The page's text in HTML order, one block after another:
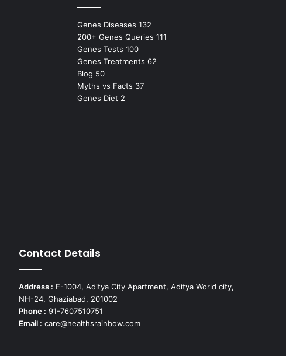
Genes Diseases 132
200+ Genes Queries 111
Genes Tests 100
Genes Treatments 62
Blog 50
Myths vs Facts 37
Genes Diet 2
Contact Details
Address : E-1004, Aditya City Apartment, Aditya World city,
NH-24, Ghaziabad, 201002
Phone : 91-7607510751
Email : care@healthsrainbow.com